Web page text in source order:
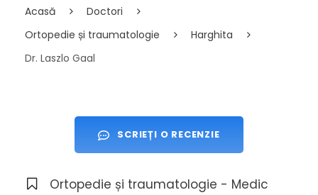
Acasă
Doctori
Ortopedie și traumatologie
Harghita
Dr. Laszlo Gaal
SCRIEȚI O RECENZIE
Ortopedie și traumatologie - Medic